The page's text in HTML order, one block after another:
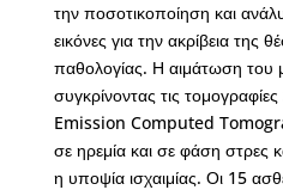
την ποσοτικοποίηση και
εικόνες για την ακρίβεια της
παθολογίας. Η αιμάτωση του
συγκρίνοντας τις
Emission Computed
σε ηρεμία και σε φάση στρες
η υποψία ισχαιμίας. Οι 15